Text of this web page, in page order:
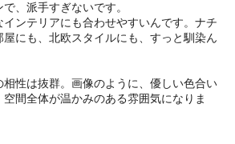
、派手すぎないです。
ンテリアにも合わせやすいんです。ナチ
屋にも、北欧スタイルにも、すっと馴染ん
性は抜群。画像のように、優しい色合い
間全体が温かみのある雰囲気になりま